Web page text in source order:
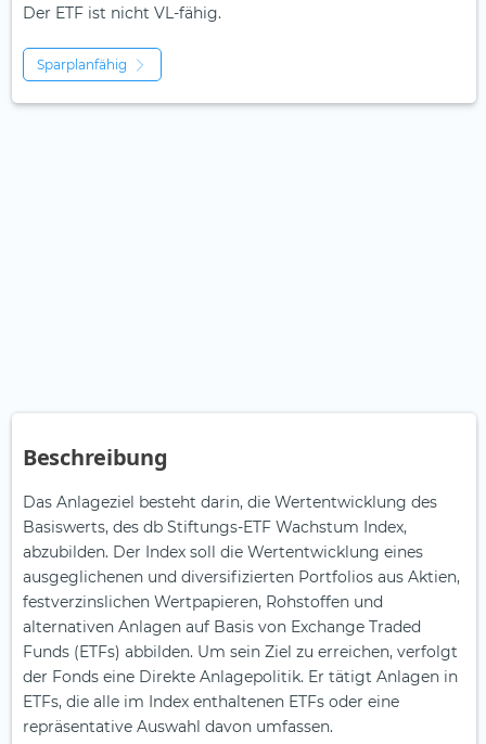
Der ETF ist nicht VL-fähig.
Sparplanfähig
Beschreibung
Das Anlageziel besteht darin, die Wertentwicklung des
Basiswerts, des db Stiftungs-ETF Wachstum Index,
abzubilden. Der Index soll die Wertentwicklung eines
ausgeglichenen und diversifizierten Portfolios aus Aktien,
festverzinslichen Wertpapieren, Rohstoffen und
alternativen Anlagen auf Basis von Exchange Traded
Funds (ETFs) abbilden. Um sein Ziel zu erreichen, verfolgt
der Fonds eine Direkte Anlagepolitik. Er tätigt Anlagen in
ETFs, die alle im Index enthaltenen ETFs oder eine
repräsentative Auswahl davon umfassen.